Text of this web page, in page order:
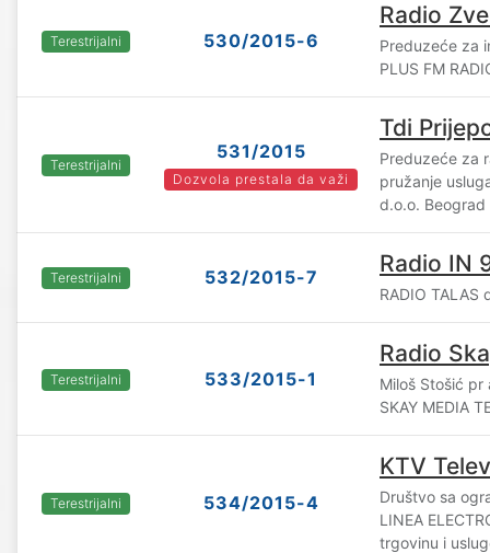
Terestrijalni 530/2015-6
Radio
Preduzeće za
PLUS FM
Terestrijalni
531/2015
Dozvola prestala da važi
Tdi
Preduzeće za
pružanje
d.o.o. Beograd
Terestrijalni 532/2015-7 Radio IN
RADIO TALAS
Terestrijalni 533/2015-1
Radio
Miloš Stošić
SKAY MEDIA
Terestrijalni 534/2015-4
KTV
Društvo sa
LINEA
trgovinu i